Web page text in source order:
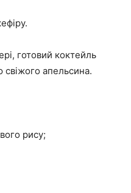
готовий коктейль
апельсина.
рису;